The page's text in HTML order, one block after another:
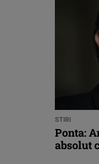
STIRI
Ponta:
absolut